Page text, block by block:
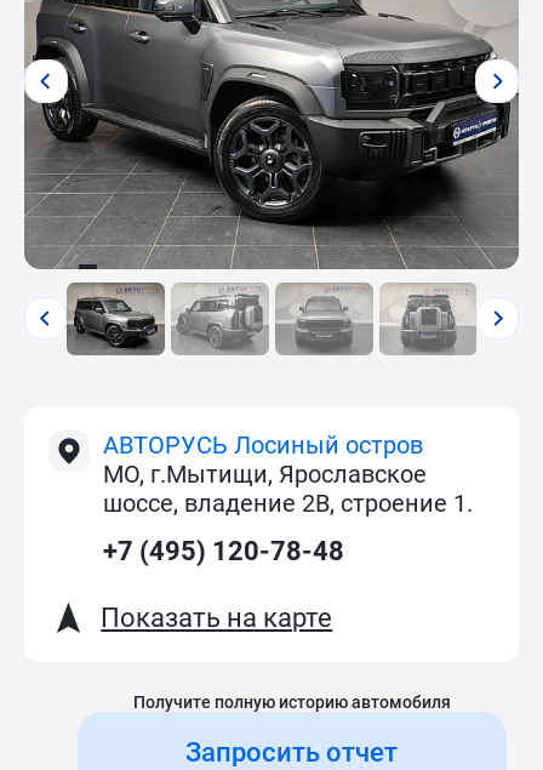
АВТОРУСЬ Лосиный остров
МО, г.Мытищи, Ярославское
шоссе, владение 2В, строение 1.
+7 (495) 120-78-48
Показать на карте
Получите полную историю автомобиля
Запросить отчет